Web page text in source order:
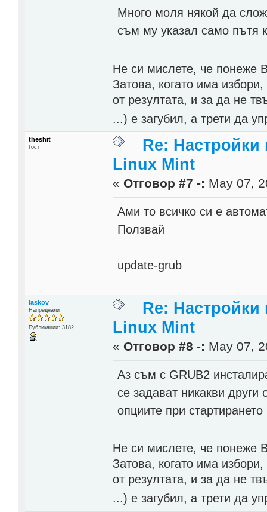
Много моля някой да
съм му указал само пътя
Не си мислете, че понеже
Затова, когато има
от резултата, и за да не
...) е загубил, а трети да
theshit
Гост
Re:
Linux Mint
« Отговор #7 -: May 07,
Ами то всичко си е
Ползвай
update-grub
laskov
Напреднали
Публикации: 3182
Re:
Linux Mint
« Отговор #8 -: May 07,
Аз съм с GRUB2
се задават никакви
опциите при
Не си мислете, че понеже
Затова, когато има
от резултата, и за да не
...) е загубил, а трети да